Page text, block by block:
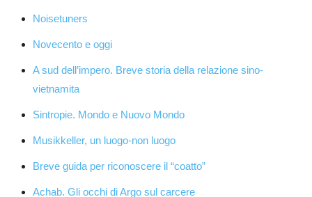
Noisetuners
Novecento e oggi
A sud dell’impero. Breve storia della relazione sino-
vietnamita
Sintropie. Mondo e Nuovo Mondo
Musikkeller, un luogo-non luogo
Breve guida per riconoscere il “coatto”
Achab. Gli occhi di Argo sul carcere